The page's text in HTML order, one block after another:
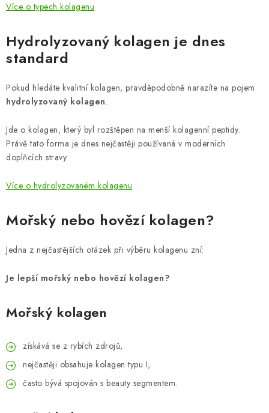
Více o typech kolagenu
Hydrolyzovaný kolagen je dnes
standard
Pokud hledáte kvalitní kolagen, pravděpodobně narazíte na pojem
hydrolyzovaný kolagen.
Jde o kolagen, který byl rozštěpen na menší kolagenní peptidy.
Právě tato forma je dnes nejčastěji používaná v moderních
doplňcích stravy.
Více o hydrolyzovaném kolagenu
Mořský nebo hovězí kolagen?
Jedna z nejčastějších otázek při výběru kolagenu zní:
Je lepší mořský nebo hovězí kolagen?
Mořský kolagen
získává se z rybích zdrojů,
nejčastěji obsahuje kolagen typu I,
často bývá spojován s beauty segmentem.